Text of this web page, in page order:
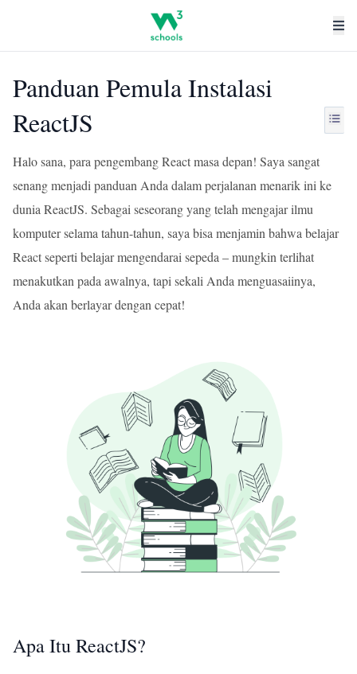
Panduan Pemula Instalasi
ReactJS
Halo sana, para pengembang React masa depan! Saya sangat
senang menjadi panduan Anda dalam perjalanan menarik ini ke
dunia ReactJS. Sebagai seseorang yang telah mengajar ilmu
komputer selama tahun-tahun, saya bisa menjamin bahwa belajar
React seperti belajar mengendarai sepeda – mungkin terlihat
menakutkan pada awalnya, tapi sekali Anda menguasaiinya,
Anda akan berlayar dengan cepat!
Apa Itu ReactJS?